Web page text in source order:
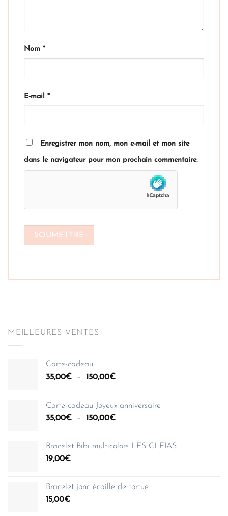
Nom *
E-mail *
Enregistrer mon nom, mon e-mail et mon site
dans le navigateur pour mon prochain commentaire.
MEILLEURES VENTES
Carte-cadeau
35,00€ – 150,00€Plage
35,00€
à
Carte-cadeau Joyeux anniversaire
35,00€ – 150,00€Plage
35,00€
Bracelet Bibi multicolors LES CLEIAS
19,00€
Bracelet jonc écaille de tortue
15,00€